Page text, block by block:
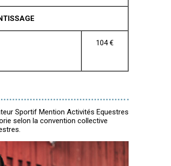
104 €
Sportif Mention Activités Equestres
selon la convention collective